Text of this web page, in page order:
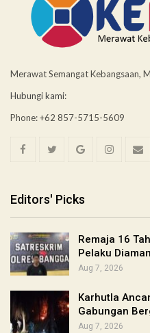
Merawat Semangat Kebangsaan,
Hubungi kami:
Phone: +62 857-5715-5609
Editors' Picks
Remaja 16
Pelaku
Aug 7, 2026
Karhutla
Gabungan
Aug 7, 2026